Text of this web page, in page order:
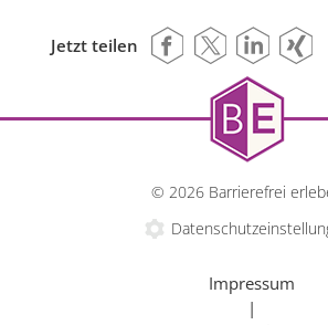
Jetzt teilen
© 2026 Barrierefrei
Impressum
|